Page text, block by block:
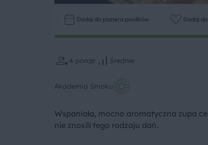
Dodaj do planera posiłków Dodaj
4 porcje Średnie
Akademia Smaku
Wspaniała, mocno aromatyczna zupa
nie znosili tego rodzaju dań.